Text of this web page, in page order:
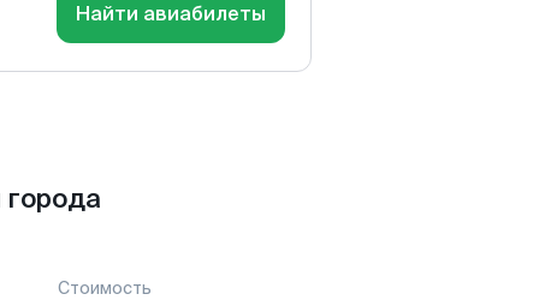
Найти авиабилеты
Стоимость